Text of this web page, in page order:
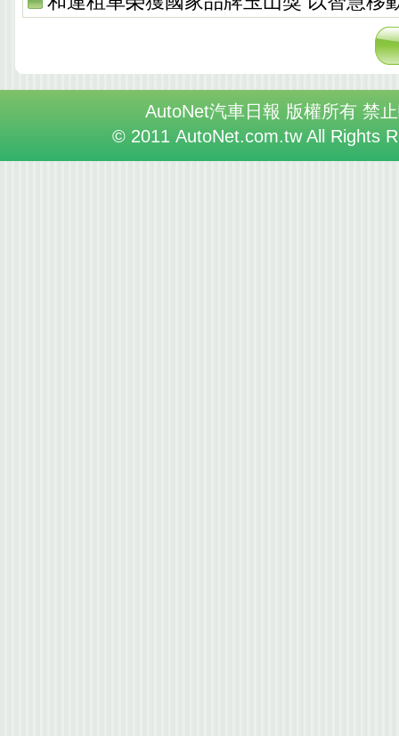
AutoNet汽車日報 版權所有 禁
© 2011 AutoNet.com.tw All Rights